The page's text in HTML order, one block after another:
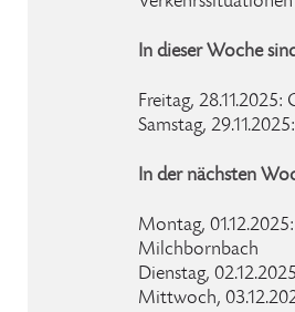
In dieser Woche
Freitag,
Samstag,
In der nächsten
Montag,
Milchbornbach
Dienstag,
Mittwoch,